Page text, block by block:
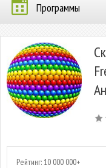
Программы
Рейтинг: 10 000 000+